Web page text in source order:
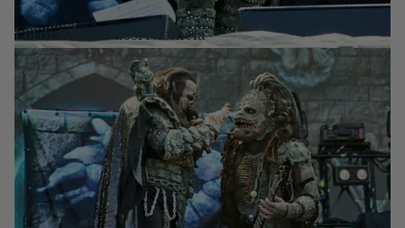
Lordi. Kuva: Jussi Niemelä